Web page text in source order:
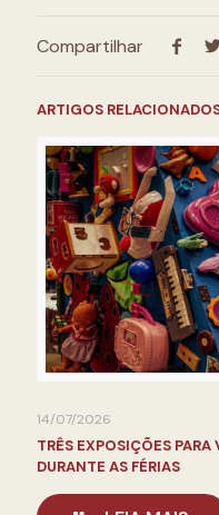
Compartilhar
ARTIGOS
14/07/2026
TRÊS EXPOSIÇÕES
DURANTE AS FÉRIAS